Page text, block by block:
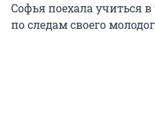
Софья поехала учиться
по следам своего